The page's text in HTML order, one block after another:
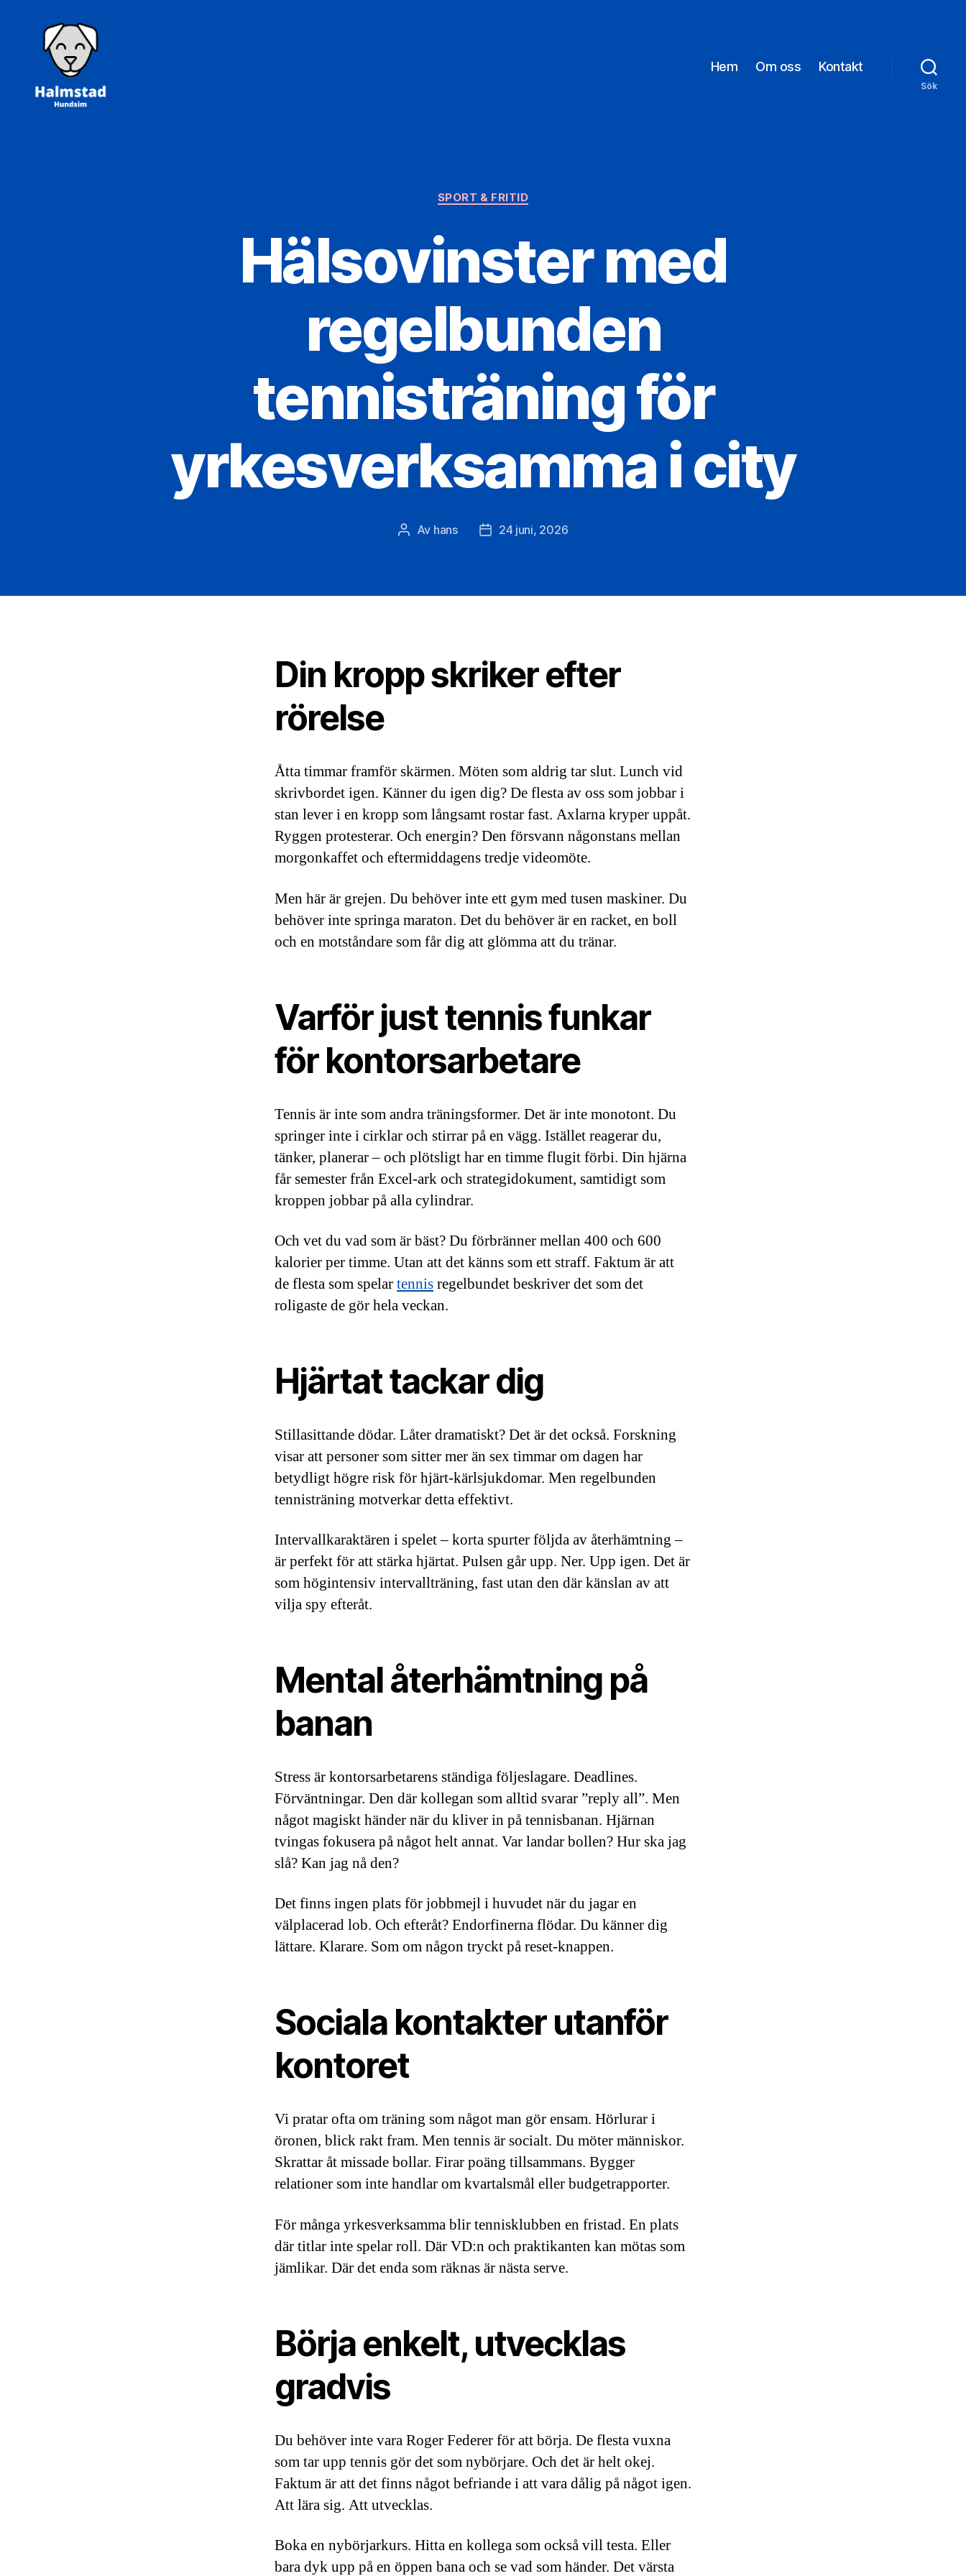
Hem Om oss Kontakt
Sök
Kategorier
SPORT & FRITID
Hälsovinster med
regelbunden
tennisträning för
yrkesverksamma i city
Inläggsförfattare
Av hans Inläggsdatum
24 juni, 2026
Din kropp skriker efter
rörelse
Åtta timmar framför skärmen. Möten som aldrig tar slut. Lunch vid
skrivbordet igen. Känner du igen dig? De flesta av oss som jobbar i
stan lever i en kropp som långsamt rostar fast. Axlarna kryper uppåt.
Ryggen protesterar. Och energin? Den försvann någonstans mellan
morgonkaffet och eftermiddagens tredje videomöte.
Men här är grejen. Du behöver inte ett gym med tusen maskiner. Du
behöver inte springa maraton. Det du behöver är en racket, en boll
och en motståndare som får dig att glömma att du tränar.
Varför just tennis funkar
för kontorsarbetare
Tennis är inte som andra träningsformer. Det är inte monotont. Du
springer inte i cirklar och stirrar på en vägg. Istället reagerar du,
tänker, planerar – och plötsligt har en timme flugit förbi. Din hjärna
får semester från Excel-ark och strategidokument, samtidigt som
kroppen jobbar på alla cylindrar.
Och vet du vad som är bäst? Du förbränner mellan 400 och 600
kalorier per timme. Utan att det känns som ett straff. Faktum är att
de flesta som spelartennisregelbundet beskriver det som det
roligaste de gör hela veckan.
Hjärtat tackar dig
Stillasittande dödar. Låter dramatiskt? Det är det också. Forskning
visar att personer som sitter mer än sex timmar om dagen har
betydligt högre risk för hjärt-kärlsjukdomar. Men regelbunden
tennisträning motverkar detta effektivt.
Intervallkaraktären i spelet – korta spurter följda av återhämtning –
är perfekt för att stärka hjärtat. Pulsen går upp. Ner. Upp igen. Det är
som högintensiv intervallträning, fast utan den där känslan av att
vilja spy efteråt.
Mental återhämtning på
banan
Stress är kontorsarbetarens ständiga följeslagare. Deadlines.
Förväntningar. Den där kollegan som alltid svarar ”reply all”. Men
något magiskt händer när du kliver in på tennisbanan. Hjärnan
tvingas fokusera på något helt annat. Var landar bollen? Hur ska jag
slå? Kan jag nå den?
Det finns ingen plats för jobbmejl i huvudet när du jagar en
välplacerad lob. Och efteråt? Endorfinerna flödar. Du känner dig
lättare. Klarare. Som om någon tryckt på reset-knappen.
Sociala kontakter utanför
kontoret
Vi pratar ofta om träning som något man gör ensam. Hörlurar i
öronen, blick rakt fram. Men tennis är socialt. Du möter människor.
Skrattar åt missade bollar. Firar poäng tillsammans. Bygger
relationer som inte handlar om kvartalsmål eller budgetrapporter.
För många yrkesverksamma blir tennisklubben en fristad. En plats
där titlar inte spelar roll. Där VD:n och praktikanten kan mötas som
jämlikar. Där det enda som räknas är nästa serve.
Börja enkelt, utvecklas
gradvis
Du behöver inte vara Roger Federer för att börja. De flesta vuxna
som tar upp tennis gör det som nybörjare. Och det är helt okej.
Faktum är att det finns något befriande i att vara dålig på något igen.
Att lära sig. Att utvecklas.
Boka en nybörjarkurs. Hitta en kollega som också vill testa. Eller
bara dyk upp på en öppen bana och se vad som händer. Det värsta